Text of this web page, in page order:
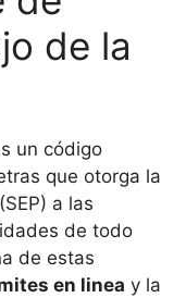
de la
un código
que otorga la
a las
de todo
de estas
en linea y la